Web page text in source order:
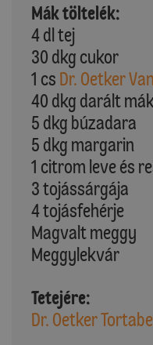
Mák töltelék:
4 dl tej
30 dkg cukor
1 cs Dr. Oetker
40 dkg darált mák
5 dkg búzadara
5 dkg margarin
1 citrom leve és
3 tojássárgája
4 tojásfehérje
Magvalt meggy
Meggylekvár
Tetejére:
Dr. Oetker